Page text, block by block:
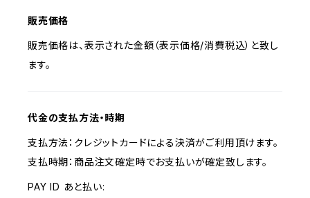
販売価格
販売価格は、表示された金額（表示価格/消費税込）と致し
ます。
代金の支払方法・時期
支払方法：クレジットカードによる決済がご利用頂けます。
支払時期：商品注文確定時でお支払いが確定致します。
PAY ID あと払い: